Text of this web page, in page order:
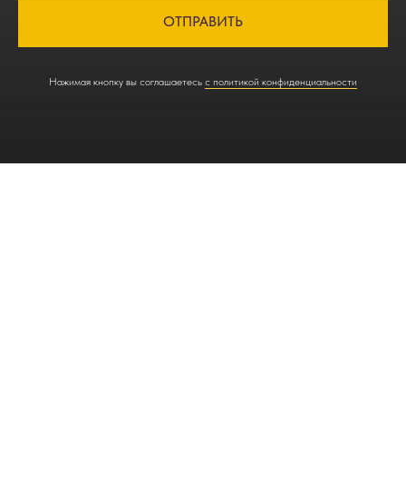
ОТПРАВИТЬ
Нажимая кнопку вы соглашаетесь с политикой конфиденциальности